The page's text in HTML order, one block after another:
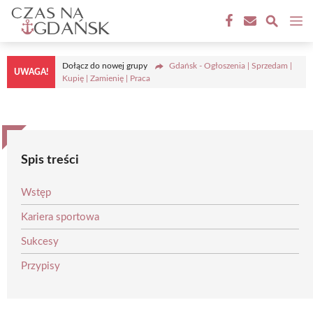
Przejdź
treści
UWAGA!
Dołącz do nowej grupy
Gdańsk - Ogłoszenia | Sprzedam |
Kupię | Zamienię | Praca
Spis treści
Wstęp
Kariera sportowa
Sukcesy
Przypisy